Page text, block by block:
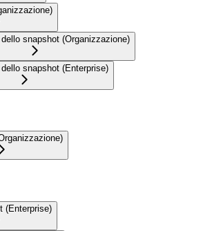
snapshot (Organizzazione)
snapshot (Enterprise)
(Enterprise)